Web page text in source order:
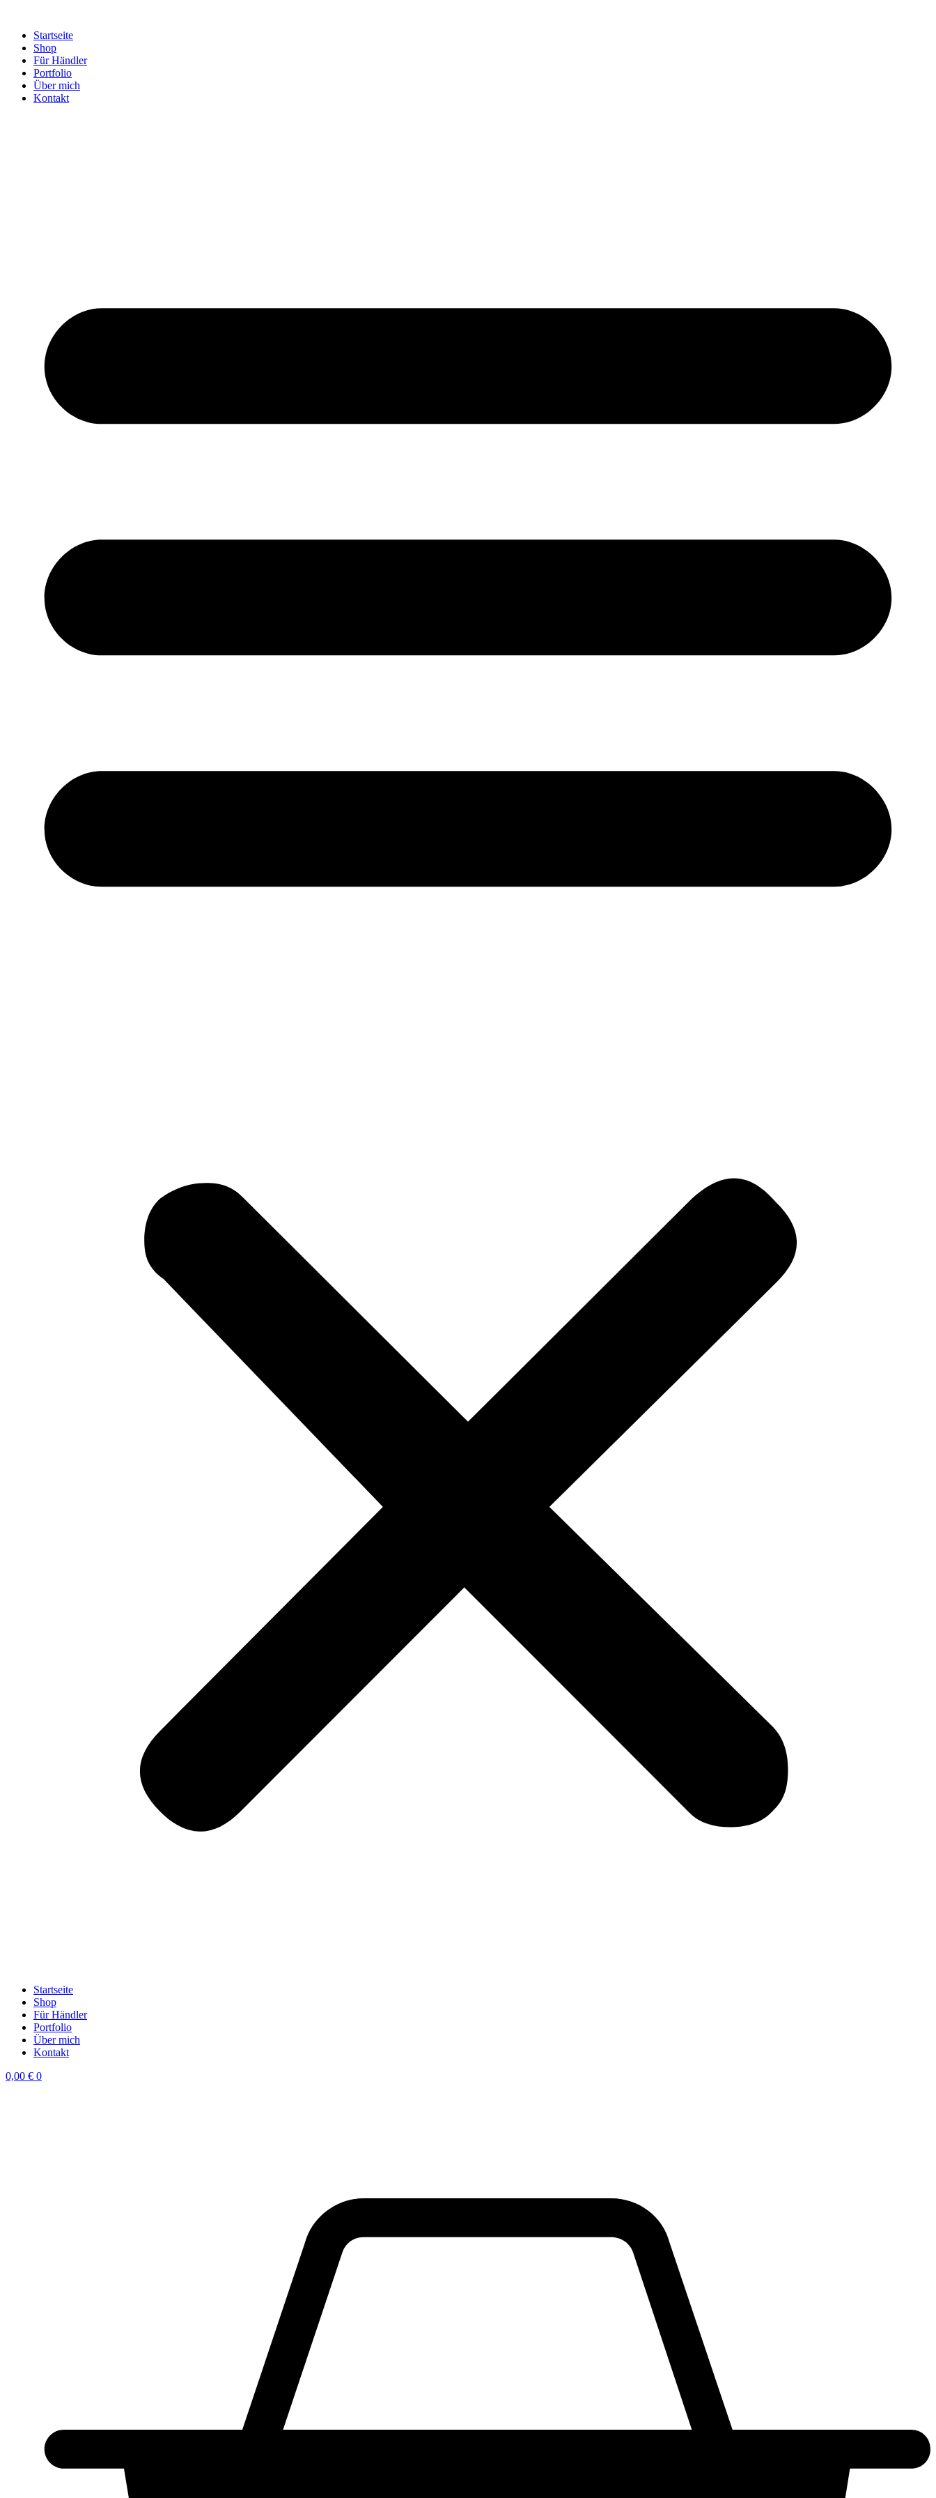
Startseite
Shop
Für Händler
Portfolio
Über mich
Kontakt
Startseite
Shop
Für Händler
Portfolio
Über mich
Kontakt
0,00 € 0